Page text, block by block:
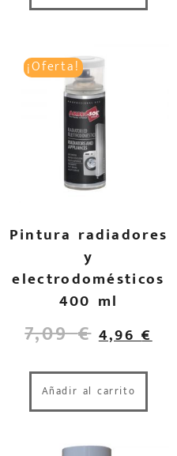
¡Oferta!
Pintura radiadores
y
electrodomésticos
400 ml
7,09€ 4,96€
Añadir al carrito